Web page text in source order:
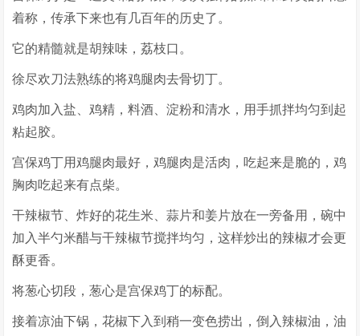
着称，传承下来也有几百年的历史了。
它的精髓就是胡辣味，荔枝口。
徐尽欢刀法熟练的将鸡腿肉去骨切丁。
鸡肉加入盐、鸡精，料酒、淀粉和清水，用手抓拌均匀到起
粘起胶。
宫保鸡丁用鸡腿肉最好，鸡腿肉是活肉，吃起来是脆的，鸡
胸肉吃起来有点柴。
干辣椒节、炸好的花生米、蒜片和姜片放在一旁备用，碗中
加入半勺米醋与干辣椒节搅拌均匀，这样炒出的辣椒才会更
酥更香。
将葱心切段，葱心是宫保鸡丁的标配。
接着凉油下锅，花椒下入到稍一变色捞出，倒入辣椒油，油